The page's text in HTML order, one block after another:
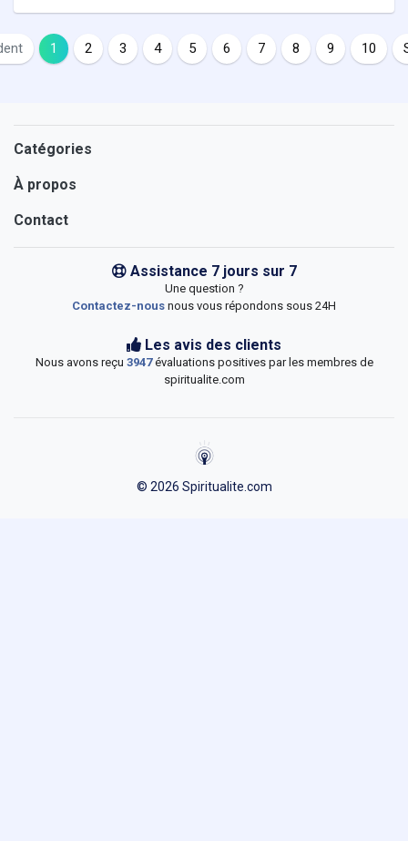
1 2 3 4 5 6 7 8 9 10
Catégories
À propos
Contact
Assistance 7 jours sur 7
Une question ?
Contactez-nous nous vous répondons sous 24H
Les avis des clients
Nous avons reçu 3947évaluations positives par les membres de
spiritualite.com
© 2026 Spiritualite.com